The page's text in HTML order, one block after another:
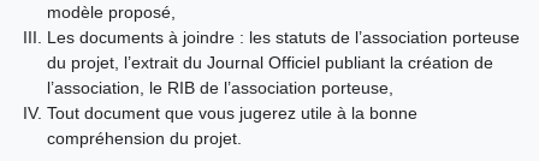
modèle proposé,
Les documents à joindre : les statuts de l’association porteuse
du projet, l’extrait du Journal Officiel publiant la création de
l’association, le RIB de l’association porteuse,
Tout document que vous jugerez utile à la bonne
compréhension du projet.